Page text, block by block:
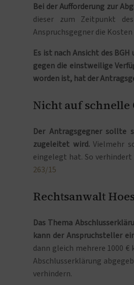
Bei der Aufforderung zur
dieser zum Zeitpunkt
Anspruchsgegner die
Es ist nach Ansicht des
gegen die einstweilige
worden ist, hat der
Nicht auf schnelle
Der Antragsgegner sollte
zugeleitet wird.Vielmehr
eingelegt hat. So verhindert
263/15
Rechtsanwalt
Das Thema
kann der Anspruchsteller
dann gleich mehrere 1000
Abschlusserklärung
verhindern.